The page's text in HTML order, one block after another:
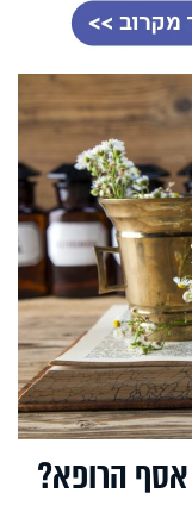
אסף הרופא?